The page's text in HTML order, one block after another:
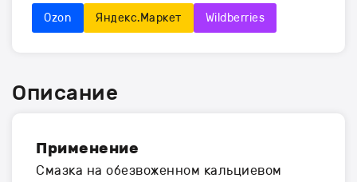
Ozon Яндекс.Маркет Wildberries
Описание
Применение
Смазка на обезвоженном кальциевом